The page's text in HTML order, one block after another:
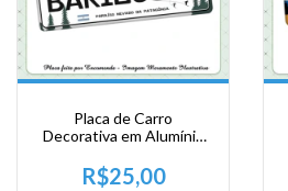
Placa de Carro
Decorativa em Alumínio
- Bariloche
R$25,00